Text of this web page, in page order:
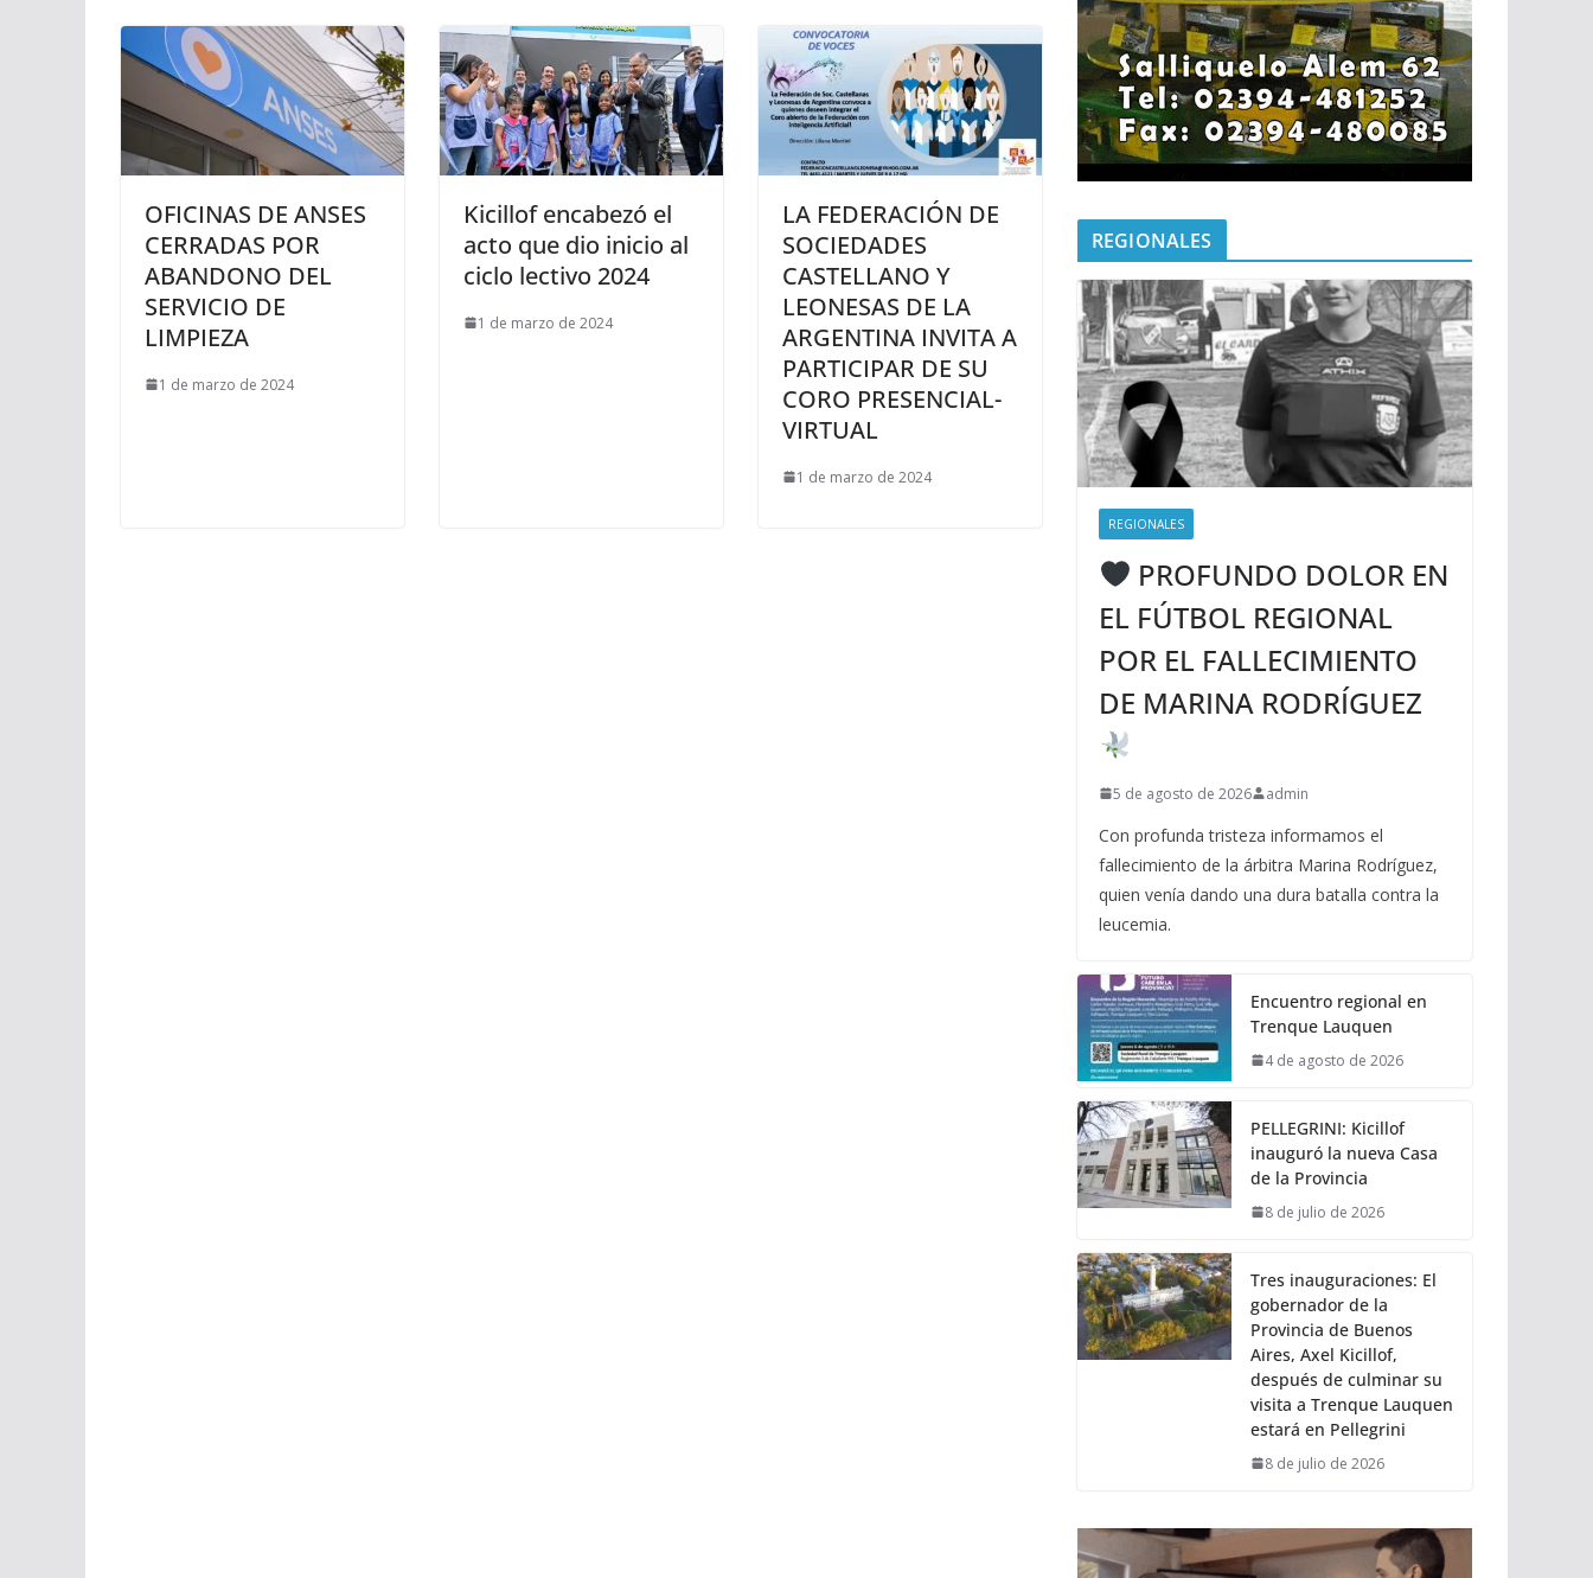
OFICINAS DE ANSES
CERRADAS POR
ABANDONO DEL
SERVICIO DE
LIMPIEZA
1 de marzo de 2024
Kicillof encabezó el
acto que dio inicio al
ciclo lectivo 2024
1 de marzo de 2024
LA FEDERACIÓN DE
SOCIEDADES
CASTELLANO Y
LEONESAS DE LA
ARGENTINA INVITA A
PARTICIPAR DE SU
CORO PRESENCIAL-
VIRTUAL
1 de marzo de 2024
REGIONALES
REGIONALES
PROFUNDO DOLOR EN
EL FÚTBOL REGIONAL
POR EL FALLECIMIENTO
DE MARINA RODRÍGUEZ
5 de agosto de 2026 admin
Con profunda tristeza informamos el
fallecimiento de la árbitra Marina Rodríguez,
quien venía dando una dura batalla contra la
leucemia.
Encuentro regional en
Trenque Lauquen
4 de agosto de 2026
PELLEGRINI: Kicillof
inauguró la nueva Casa
de la Provincia
8 de julio de 2026
Tres inauguraciones: El
gobernador de la
Provincia de Buenos
Aires, Axel Kicillof,
después de culminar su
visita a Trenque Lauquen
estará en Pellegrini
8 de julio de 2026